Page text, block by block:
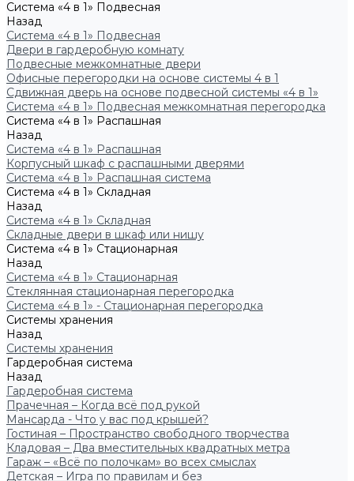
Система «4 в 1» Подвесная
Назад
Система «4 в 1» Подвесная
Двери в гардеробную комнату
Подвесные межкомнатные двери
Офисные перегородки на основе системы 4 в 1
Сдвижная дверь на основе подвесной системы «4 в 1»
Система «4 в 1» Подвесная межкомнатная перегородка
Система «4 в 1» Распашная
Назад
Система «4 в 1» Распашная
Корпусный шкаф с распашными дверями
Система «4 в 1» Распашная система
Система «4 в 1» Складная
Назад
Система «4 в 1» Складная
Складные двери в шкаф или нишу
Система «4 в 1» Стационарная
Назад
Система «4 в 1» Стационарная
Стеклянная стационарная перегородка
Система «4 в 1» - Стационарная перегородка
Системы хранения
Назад
Системы хранения
Гардеробная система
Назад
Гардеробная система
Прачечная – Когда всё под рукой
Мансарда - Что у вас под крышей?
Гостиная – Пространство свободного творчества
Кладовая – Два вместительных квадратных метра
Гараж – «Всё по полочкам» во всех смыслах
Детская – Игра по правилам и без